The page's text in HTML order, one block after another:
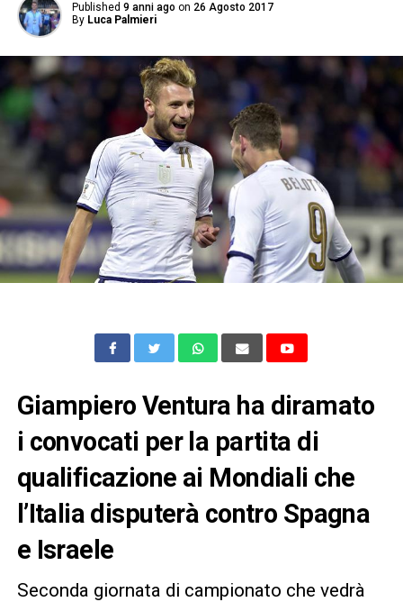
Published 9 anni ago on 26 Agosto 2017
By Luca Palmieri
Giampiero Ventura ha diramato
i convocati per la partita di
qualificazione ai Mondiali che
l’Italia disputerà contro Spagna
e Israele
Seconda giornata di campionato che vedrà